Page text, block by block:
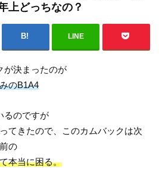
上どっちなの？
LINE
が決まったのが
のB1A4
るのですが
てきたので、このカムバックは次
の
本当に困る。